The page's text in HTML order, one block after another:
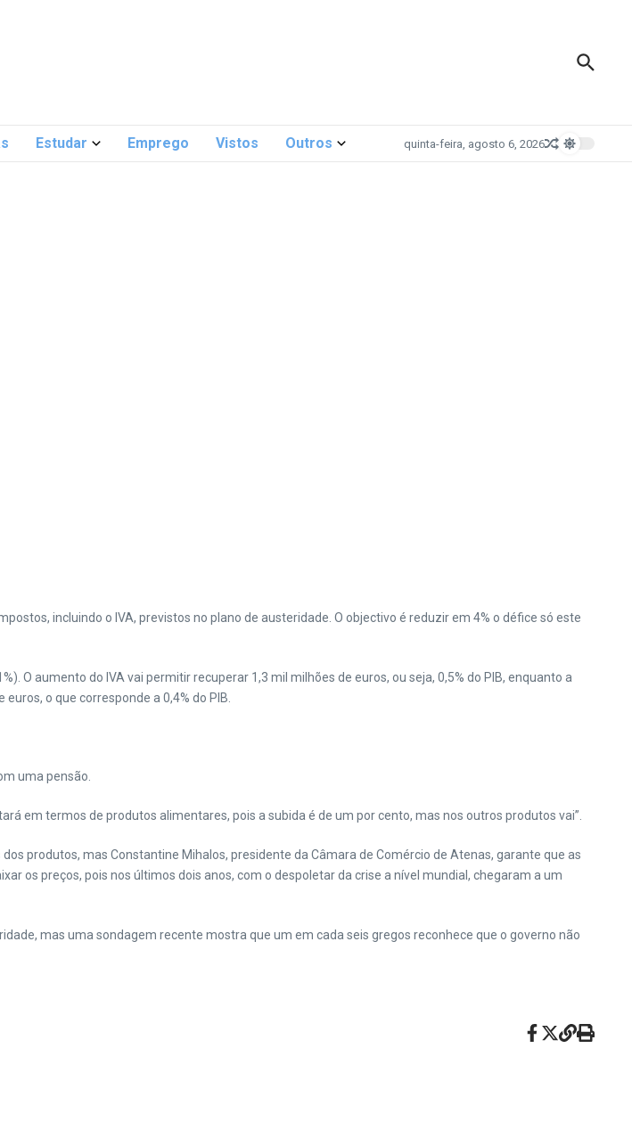
Estudar Emprego Vistos Outros quinta-feira, agosto 6, 2026
incluindo o IVA, previstos no plano de austeridade. O objectivo é reduzir em 4% o défice só este
O aumento do IVA vai permitir recuperar 1,3 mil milhões de euros, ou seja, 0,5% do PIB, enquanto a
o que corresponde a 0,4% do PIB.
uma pensão.
em termos de produtos alimentares, pois a subida é de um por cento, mas nos outros produtos vai”.
produtos, mas Constantine Mihalos, presidente da Câmara de Comércio de Atenas, garante que as
os preços, pois nos últimos dois anos, com o despoletar da crise a nível mundial, chegaram a um
mas uma sondagem recente mostra que um em cada seis gregos reconhece que o governo não